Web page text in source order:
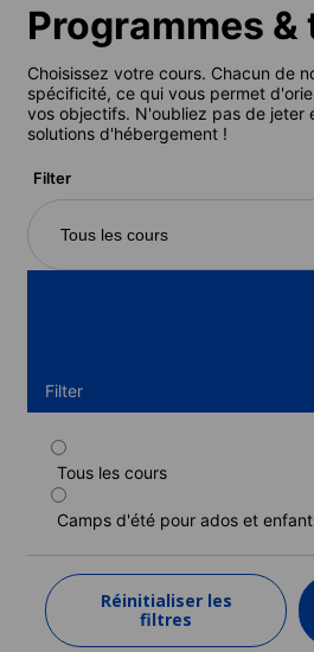
Programmes &
Choisissez votre cours. Chacun de
spécificité, ce qui vous permet
vos objectifs. N'oubliez pas de jeter
solutions d'hébergement !
Filter
Tous les cours
Filter
Tous les cours
Camps d'été pour ados et
Réinitialiser les
filtres
Programme standard en
(famille d'accueil) (13-17
1 semaineà partir de
1 660 EUR